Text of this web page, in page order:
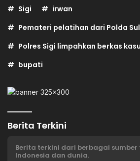
Sigi
irwan
Pemateri pelatihan dari Polda
Polres Sigi limpahkan berkas
bupati
Berita Terkini
Berita terkini dari berbagai
Indonesia dan dunia.